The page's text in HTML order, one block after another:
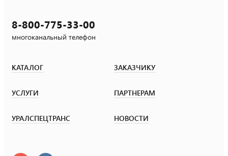
8-800-775-33-00
многоканальный телефон
КАТАЛОГ ЗАКАЗЧИКУ
УСЛУГИ ПАРТНЕРАМ
УРАЛСПЕЦТРАНС НОВОСТИ